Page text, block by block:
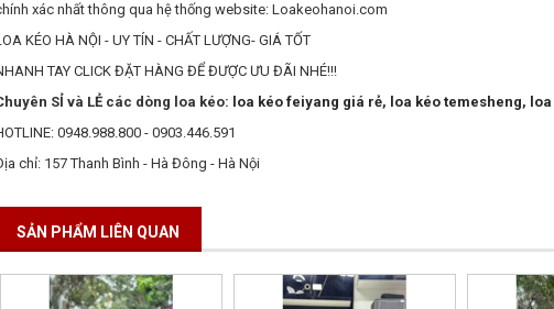
xác nhất thông qua hệ thống website: Loakeohanoi.com
KÉO HÀ NỘI - UY TÍN - CHẤT LƯỢNG- GIÁ TỐT
TAY CLICK ĐẶT HÀNG ĐỂ ĐƯỢC ƯU ĐÃI NHÉ!!!
SỈ và LẺ các dòng loa kéo: loa kéo feiyang giá rẻ, loa kéo temesheng,
0948.988.800 - 0903.446.591
chỉ: 157 Thanh Bình - Hà Đông - Hà Nội
SẢN PHẨM LIÊN QUAN